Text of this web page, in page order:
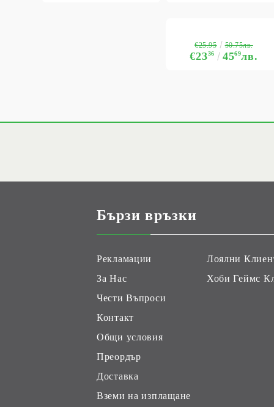
€2336 4569лв.
€25.95 50.75лв.
Бързи връзки
Рекламации
За Нас
Чести Въпроси
Контакт
Общи условия
Преордър
Доставка
Вземи на изплащане
Лоялни
Хоби Геймс